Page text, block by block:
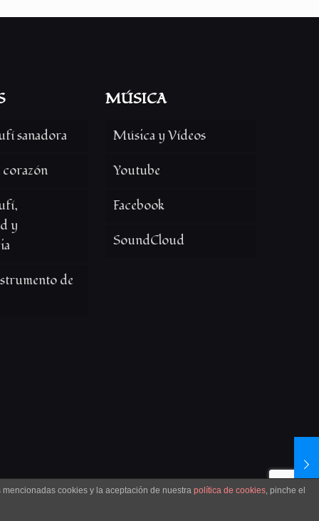
sanadora
corazón
y
de
MÚSICA
Música y Vídeos
Youtube
Facebook
SoundCloud
cookies y la aceptación de nuestra política de cookies, pinche el